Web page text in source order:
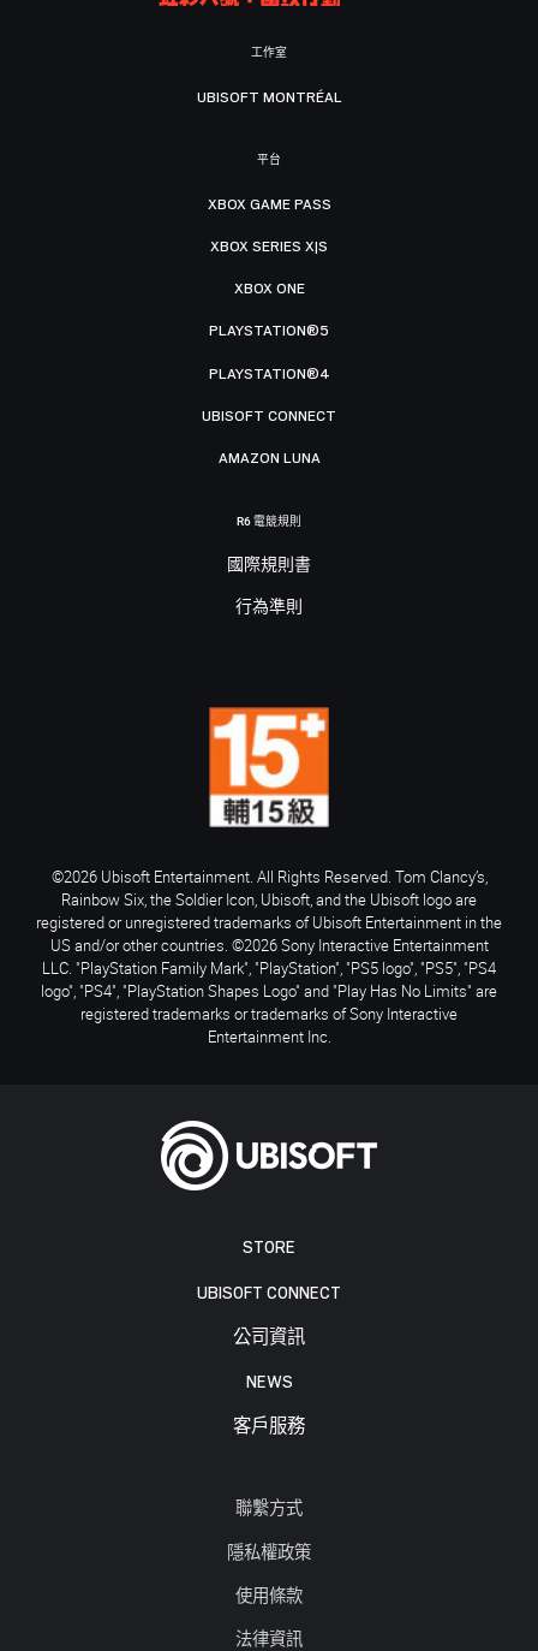
STORE
UBISOFT CONNECT
公司資訊
NEWS
客戶服務
聯繫方式
隱私權政策
使用條款
法律資訊
工作室
UBISOFT MONTRÉAL
平台
XBOX GAME PASS
XBOX SERIES X|S
XBOX ONE
PLAYSTATION®5
PLAYSTATION®4
UBISOFT CONNECT
AMAZON LUNA
R6 電競規則
國際規則書
行為準則
©2026 Ubisoft Entertainment. All Rights Reserved. Tom Clancy’s,
Rainbow Six, the Soldier Icon, Ubisoft, and the Ubisoft logo are
registered or unregistered trademarks of Ubisoft Entertainment in the
US and/or other countries. ©2026 Sony Interactive Entertainment
LLC. "PlayStation Family Mark", "PlayStation", "PS5 logo", "PS5", "PS4
logo", "PS4", "PlayStation Shapes Logo" and "Play Has No Limits" are
registered trademarks or trademarks of Sony Interactive
Entertainment Inc.